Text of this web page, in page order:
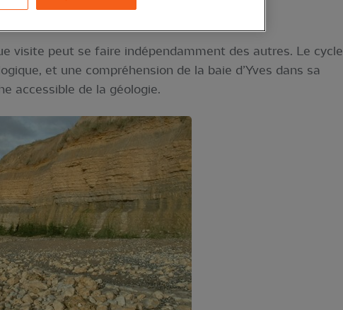
visite peut se faire indépendamment des autres. Le cycle
et une compréhension de la baie d’Yves dans sa
accessible de la géologie.